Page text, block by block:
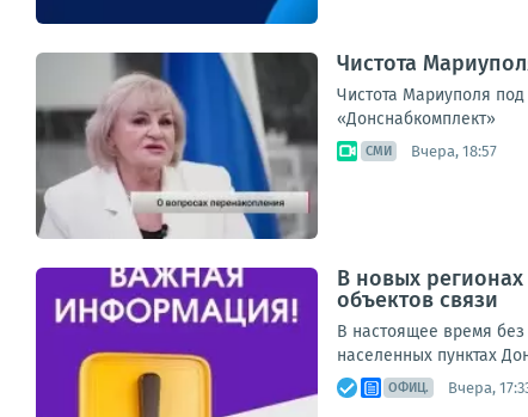
Чистота
Чистота Мариуполя
«Донснабкомплект»
СМИ Вчера, 18:57
В новых
объектов связи
В настоящее время без
населенных пунктах
ОФИЦ. Вчера,